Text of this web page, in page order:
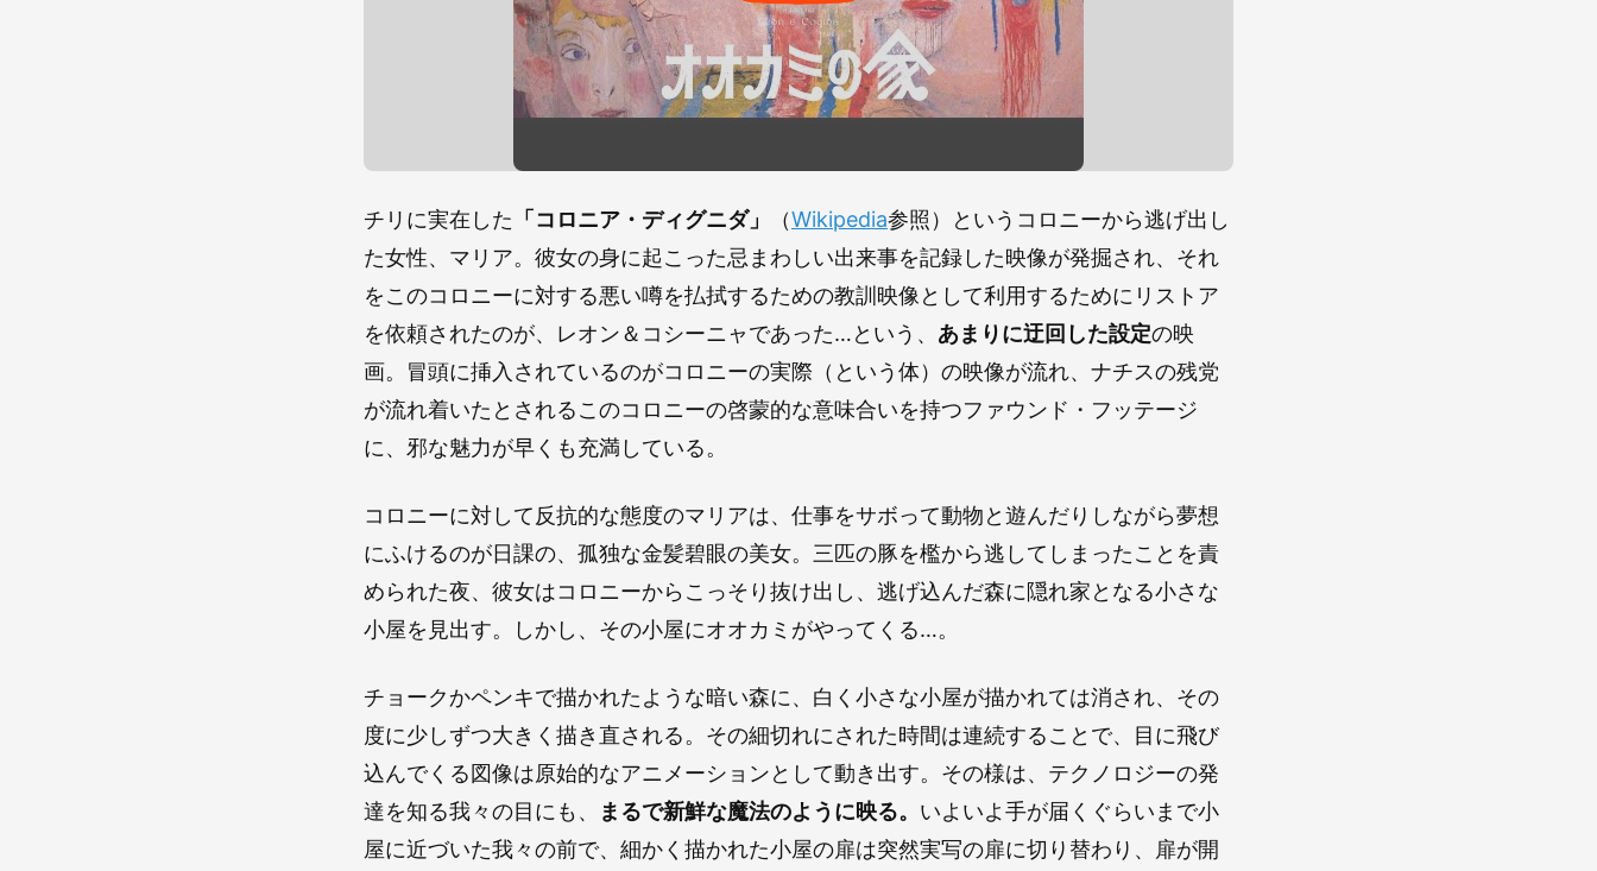
チリに実在した 「コロニア・ディグニダ」 （Wikipedia参照）というコロニーから逃げ出し
た女性、マリア。彼女の身に起こった忌まわしい出来事を記録した映像が発掘され、それ
をこのコロニーに対する悪い噂を払拭するための教訓映像として利用するためにリストア
を依頼されたのが、レオン＆コシーニャであった…という、 あまりに迂回した設定の映
画。冒頭に挿入されているのがコロニーの実際（という体）の映像が流れ、ナチスの残党
が流れ着いたとされるこのコロニーの啓蒙的な意味合いを持つファウンド・フッテージ
に、邪な魅力が早くも充満している。
コロニーに対して反抗的な態度のマリアは、仕事をサボって動物と遊んだりしながら夢想
にふけるのが日課の、孤独な金髪碧眼の美女。三匹の豚を檻から逃してしまったことを責
められた夜、彼女はコロニーからこっそり抜け出し、逃げ込んだ森に隠れ家となる小さな
小屋を見出す。しかし、その小屋にオオカミがやってくる…。
チョークかペンキで描かれたような暗い森に、白く小さな小屋が描かれては消され、その
度に少しずつ大きく描き直される。その細切れにされた時間は連続することで、目に飛び
込んでくる図像は原始的なアニメーションとして動き出す。その様は、テクノロジーの発
達を知る我々の目にも、
まるで新鮮な魔法のように映る。 いよいよ手が届くぐらいまで小
屋に近づいた我々の前で、細かく描かれた小屋の扉は突然実写の扉に切り替わり、扉が開